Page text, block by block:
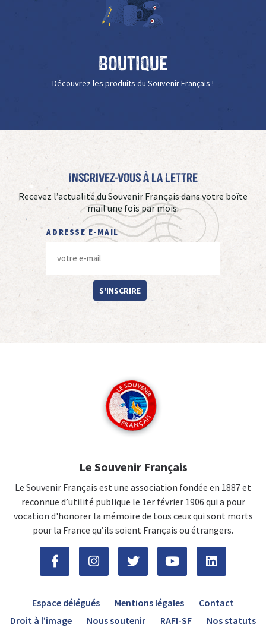
Boutique
Découvrez les produits du Souvenir Français !
Inscrivez-vous à La Lettre
Recevez l’actualité du Souvenir Français dans votre boîte
mail une fois par mois.
ADRESSE E-MAIL
S'INSCRIRE
Le Souvenir Français
Le Souvenir Français est une association fondée en 1887 et
reconnue d’utilité publique le 1er février 1906 qui a pour
vocation d'honorer la mémoire de tous ceux qui sont morts
pour la France qu’ils soient Français ou étrangers.
Espace délégués Mentions légales
Contact
Droit à l’image
Nous soutenir RAFI-SF Nos statuts